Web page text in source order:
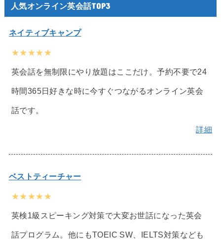
人気オンライン英会話TOP3
ネイティブキャンプ
★★★★★
英会話を無制限にやり放題はここだけ。予約不要で24
時間365日好きな時に今すぐつながるオンライン英会
話です。
詳細
ベストティーチャー
★★★★★
英検1級スピーキング対策で大変お世話になった英会
話プログラム。他にもTOEIC SW、IELTS対策なども